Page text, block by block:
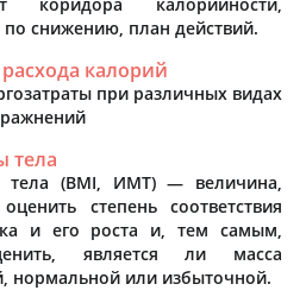
снижению, план действий.
калорий
при различных видах
тела
тела (BMI, ИМТ) — величина,
степень соответствия
и его роста и, тем самым,
является ли масса
нормальной или избыточной.